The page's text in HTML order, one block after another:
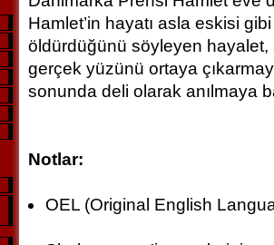
Hamlet’in hayatı asla eskisi
öldürdüğünü söyleyen hayalet,
gerçek yüzünü ortaya
sonunda deli olarak anılmaya
Notlar:
OEL (Original English